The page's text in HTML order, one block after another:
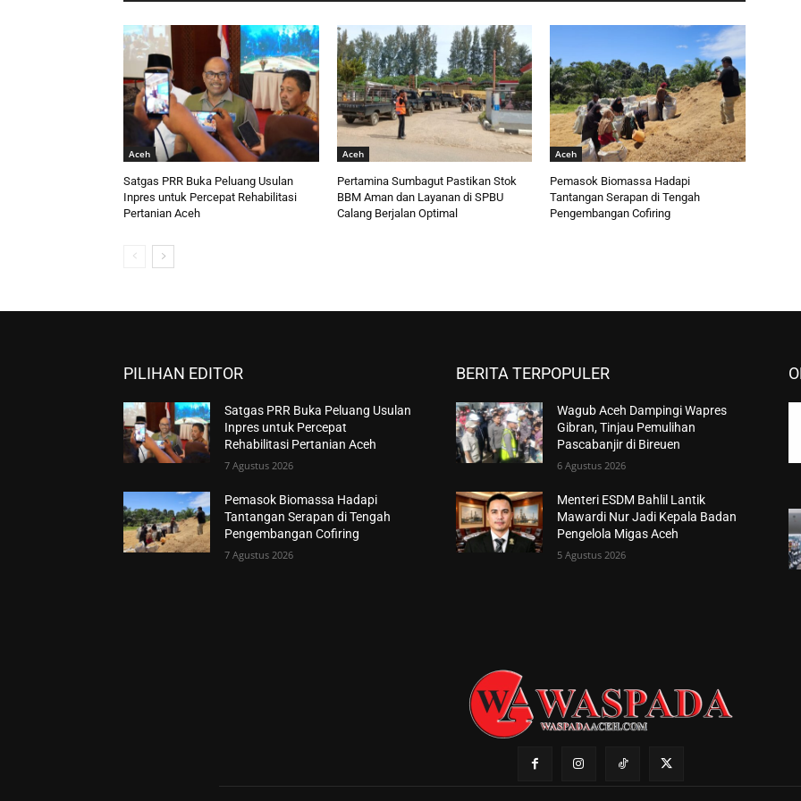
Aceh
Satgas PRR Buka Peluang Usulan
Inpres untuk Percepat Rehabilitasi
Pertanian Aceh
Aceh
Pertamina Sumbagut Pastikan Stok
BBM Aman dan Layanan di SPBU
Calang Berjalan Optimal
Aceh
Pemasok Biomassa Hadapi
Tantangan Serapan di Tengah
Pengembangan Cofiring
PILIHAN EDITOR
Satgas PRR Buka Peluang Usulan
Inpres untuk Percepat
Rehabilitasi Pertanian Aceh
7 Agustus 2026
Pemasok Biomassa Hadapi
Tantangan Serapan di Tengah
Pengembangan Cofiring
7 Agustus 2026
BERITA TERPOPULER
Wagub Aceh Dampingi Wapres
Gibran, Tinjau Pemulihan
Pascabanjir di Bireuen
6 Agustus 2026
Menteri ESDM Bahlil Lantik
Mawardi Nur Jadi Kepala Badan
Pengelola Migas Aceh
5 Agustus 2026